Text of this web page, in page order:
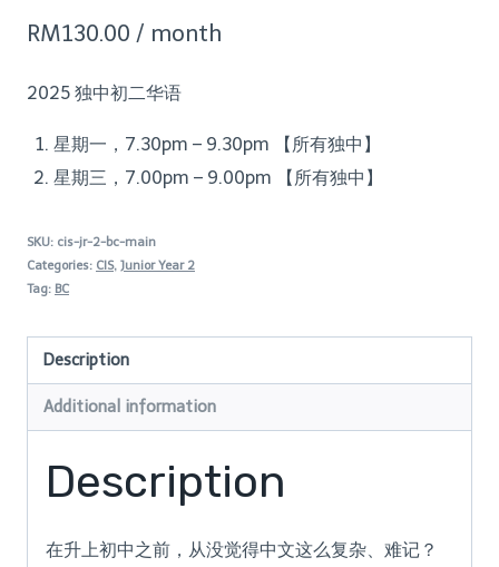
RM130.00 / month
2025 独中初二华语
星期一，7.30pm – 9.30pm 【所有独中】
星期三，7.00pm – 9.00pm 【所有独中】
SKU: cis-jr-2-bc-main
Categories: CIS, Junior Year 2
Tag: BC
Description
Additional information
Description
在升上初中之前，从没觉得中文这么复杂、难记？